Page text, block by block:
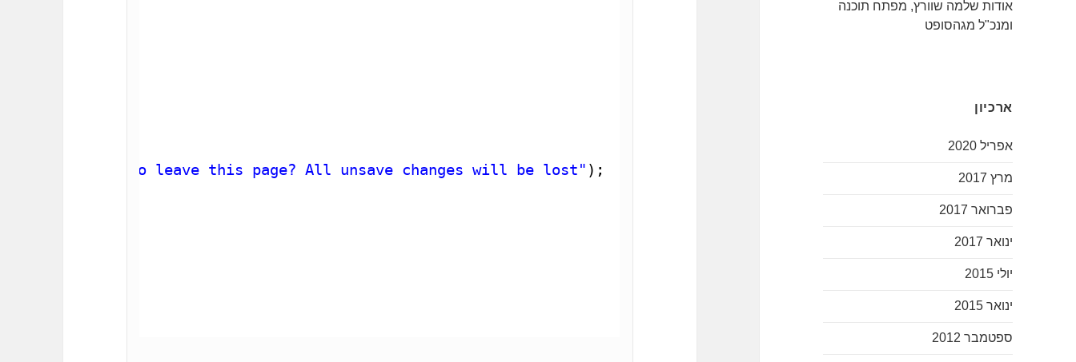
אודות שלמה שוורץ, מפתח תוכנה
ומנכ"ל מגהסופט
ארכיון
אפריל 2020
מרץ 2017
פברואר 2017
ינואר 2017
יולי 2015
ינואר 2015
ספטמבר 2012
sure you want to leave this page? All unsave changes will be lost" );